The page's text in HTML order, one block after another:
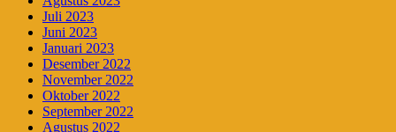
Juli 2023
Juni 2023
Januari 2023
Desember 2022
November 2022
Oktober 2022
September 2022
Agustus 2022